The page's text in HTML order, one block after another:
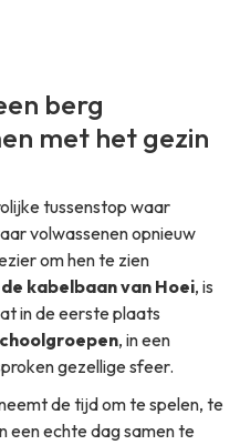
berg
met het gezin
tussenstop waar
volwassenen opnieuw
om hen te zien
kabelbaan van Hoei, is
in de eerste plaats
, in een
gezellige sfeer.
de tijd om te spelen, te
een echte dag samen te